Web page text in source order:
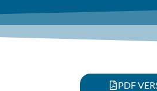
PDF